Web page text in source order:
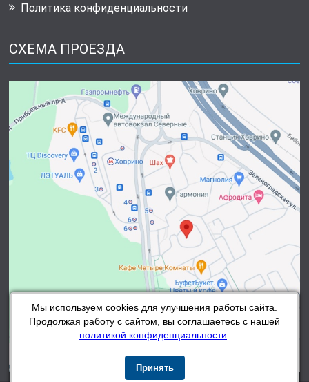
Мы используем cookies для улучшения работы сайта.
Продолжая работу с сайтом, вы соглашаетесь с нашей
политикой конфиденциальности
Принять
Политика конфиденциальности
СХЕМА ПРОЕЗДА